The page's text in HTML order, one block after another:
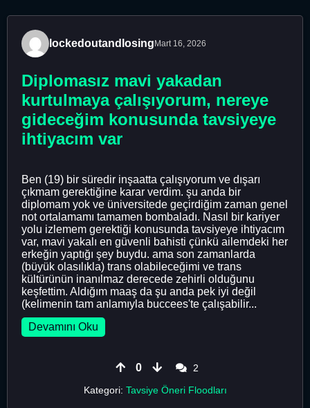
lockedoutandlosing Mart 16, 2026
Diplomasız mavi yakadan
kurtulmaya çalışıyorum, nereye
gideceğim konusunda tavsiyeye
ihtiyacım var
Ben (19) bir süredir inşaatta çalışıyorum ve dışarı
çıkmam gerektiğine karar verdim. şu anda bir
diplomam yok ve üniversitede geçirdiğim zaman genel
not ortalamamı tamamen bombaladı. Nasıl bir kariyer
yolu izlemem gerektiği konusunda tavsiyeye ihtiyacım
var, mavi yakalı en güvenli bahisti çünkü ailemdeki her
erkeğin yaptığı şey buydu. ama son zamanlarda
(büyük olasılıkla) trans olabileceğimi ve trans
kültürünün inanılmaz derecede zehirli olduğunu
keşfettim. Aldığım maaş da şu anda pek iyi değil
(kelimenin tam anlamıyla buccees'te çalışabilir...
Devamını Oku
0
2
Kategori: Tavsiye Öneri Floodları